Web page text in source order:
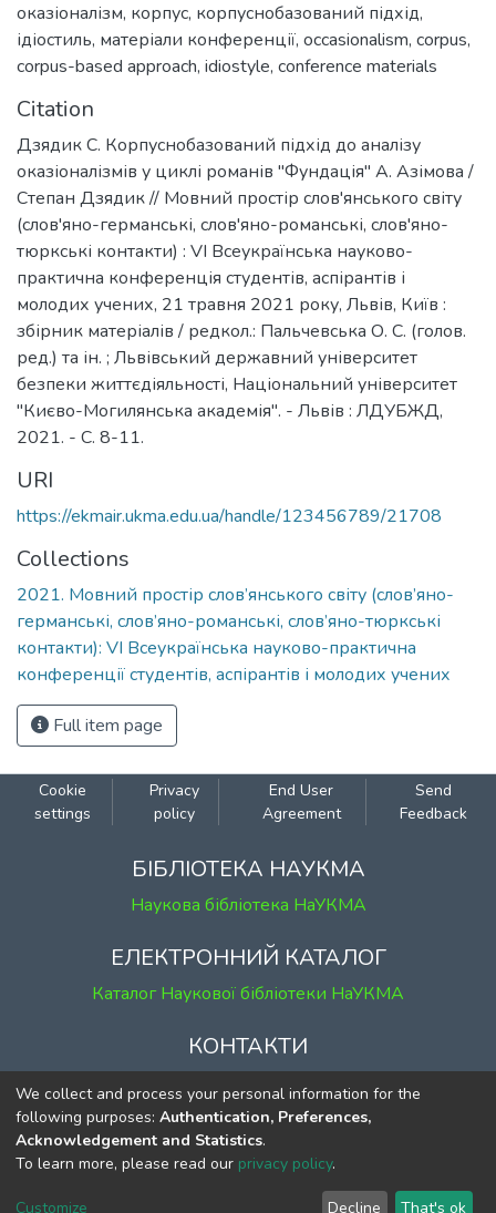
оказіоналізм, корпус, корпуснобазований підхід,
ідіостиль, матеріали конференції, occasionalism, corpus,
corpus-based approach, idiostyle, conference materials
Citation
Дзядик С. Корпуснобазований підхід до аналізу
оказіоналізмів у циклі романів "Фундація" А. Азімова /
Степан Дзядик // Мовний простір слов'янського світу
(слов'яно-германські, слов'яно-романські, слов'яно-
тюркські контакти) : VІ Всеукраїнська науково-
практична конференція студентів, аспірантів і
молодих учених, 21 травня 2021 року, Львів, Київ :
збірник матеріалів / редкол.: Пальчевська О. С. (голов.
ред.) та ін. ; Львівський державний університет
безпеки життєдіяльності, Національний університет
"Києво-Могилянська академія". - Львів : ЛДУБЖД,
2021. - С. 8-11.
URI
https://ekmair.ukma.edu.ua/handle/123456789/21708
Collections
2021. Мовний простір слов’янського світу (слов’яно-
германські, слов’яно-романські, слов’яно-тюркські
контакти): VІ Всеукраїнська науково-практична
конференції студентів, аспірантів і молодих учених
Full item page
Cookie
settings
Privacy
policy
End User
Agreement
Send
Feedback
БІБЛІОТЕКА НАУКМА
Наукова бібліотека НаУКМА
ЕЛЕКТРОННИЙ КАТАЛОГ
Каталог Наукової бібліотеки НаУКМА
КОНТАКТИ
м. Київ, вул. Григорія Сковороди, 2
к. 1, к. 120
тел. (044) 463-69-31
ekmair@ukma.edu.ua
We collect and process your personal information for the
following purposes: Authentication, Preferences,
Acknowledgement and Statistics.
To learn more, please read our privacy policy.
Customize Decline That's ok